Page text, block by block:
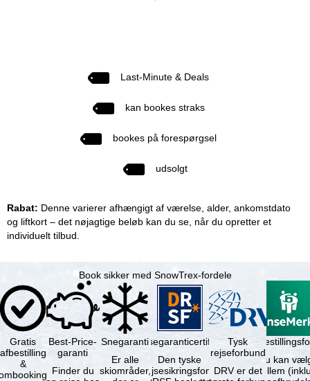
Last-Minute & Deals
kan bookes straks
bookes på forespørgsel
udsolgt
Rabat: Denne varierer afhængigt af værelse, alder, ankomstdato
og liftkort – det nøjagtige beløb kan du se, når du opretter et
individuelt tilbud.
Book sikker med SnowTrex-fordele
Gratis
afbestilling
&
Best-Price-
garanti
Finder du
Snegaranti
Er alle
skiområder,
Rejsegaranticertifikat
Den tyske
rejsesikringsfond
Tysk
rejseforbund
DRV er det
Du kan
mellem (inklusiv